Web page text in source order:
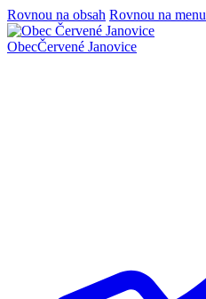
Rovnou na obsah Rovnou na menu
ObecČervené Janovice